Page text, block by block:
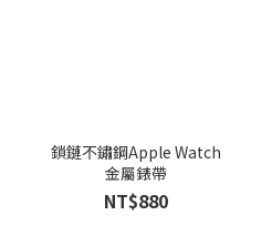
鎖鏈不鏽鋼Apple Watch
金屬錶帶
NT$880